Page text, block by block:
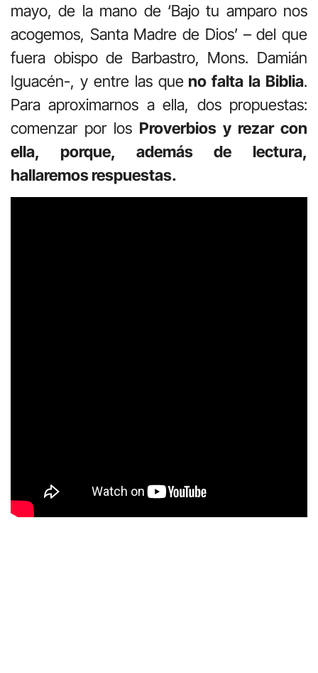
mayo, de la mano de ‘Bajo tu amparo nos
acogemos, Santa Madre de Dios’ – del que
fuera obispo de Barbastro, Mons. Damián
Iguacén-, y entre las queno falta la Biblia.
Para aproximarnos a ella, dos propuestas:
comenzar por los Proverbios y rezar con
ella, porque, además de lectura,
hallaremos respuestas.